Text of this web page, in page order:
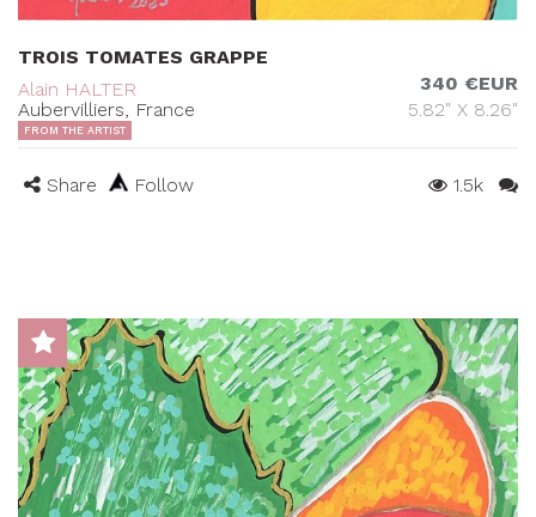
TROIS TOMATES GRAPPE
Alain HALTER
Aubervilliers, France
340 €EUR
5.82" X 8.26"
FROM THE ARTIST
Share Follow 1.5k